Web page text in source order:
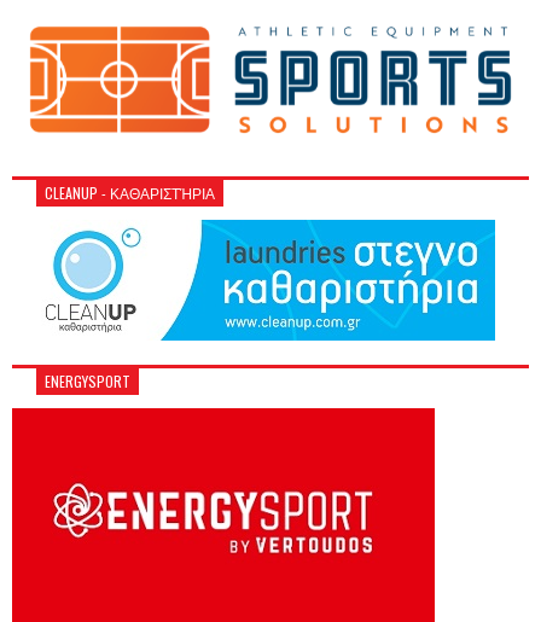
CLEANUP - ΚΑΘΑΡΙΣΤΉΡΙΑ
ENERGYSPORT